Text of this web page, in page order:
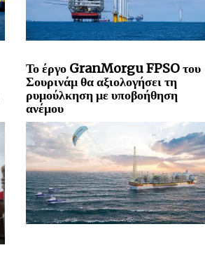
Το έργο GranMorgu FPSO του
Σουρινάμ θα αξιολογήσει τη
ρυμούλκηση με υποβοήθηση
ανέμου